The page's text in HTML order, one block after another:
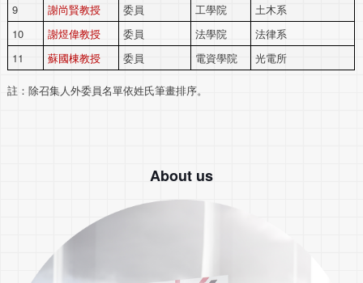
9
謝尚賢教授 委員 工學院
土木系
10
謝煜偉教授 委員 法學院
法律系
11
蘇國棟教授 委員 電資學院 光電所
註：除召集人外委員名單依姓氏筆畫排序。
About us